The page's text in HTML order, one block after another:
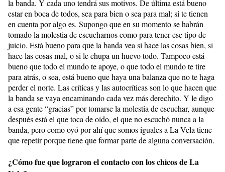
la banda. Y cada uno tendrá sus motivos. De última está bueno
estar en boca de todos, sea para bien o sea para mal; si te tienen
en cuenta por algo es. Supongo que en su momento se habrán
tomado la molestia de escucharnos como para tener ese tipo de
juicio. Está bueno para que la banda vea si hace las cosas bien, si
hace las cosas mal, o si le chupa un huevo todo. Tampoco está
bueno que todo el mundo te apoye, o que todo el mundo te tire
para atrás, o sea, está bueno que haya una balanza que no te haga
perder el norte. Las críticas y las autocríticas son lo que hacen que
la banda se vaya encaminando cada vez más derechito. Y le digo
a esa gente “gracias” por tomarse la molestia de escuchar, aunque
después está el que toca de oído, el que no escuchó nunca a la
banda, pero como oyó por ahí que somos iguales a La Vela tiene
que repetir porque tiene que formar parte de alguna conversación.
¿Cómo fue que lograron el contacto con los chicos de La